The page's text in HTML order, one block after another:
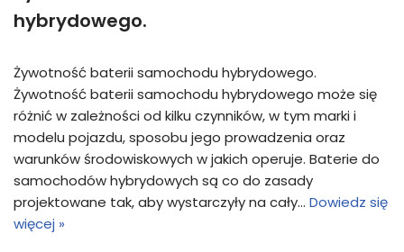
hybrydowego.
Żywotność baterii samochodu hybrydowego.
Żywotność baterii samochodu hybrydowego może się
różnić w zależności od kilku czynników, w tym marki i
modelu pojazdu, sposobu jego prowadzenia oraz
warunków środowiskowych w jakich operuje. Baterie do
samochodów hybrydowych są co do zasady
projektowane tak, aby wystarczyły na cały… Dowiedz się
więcej »